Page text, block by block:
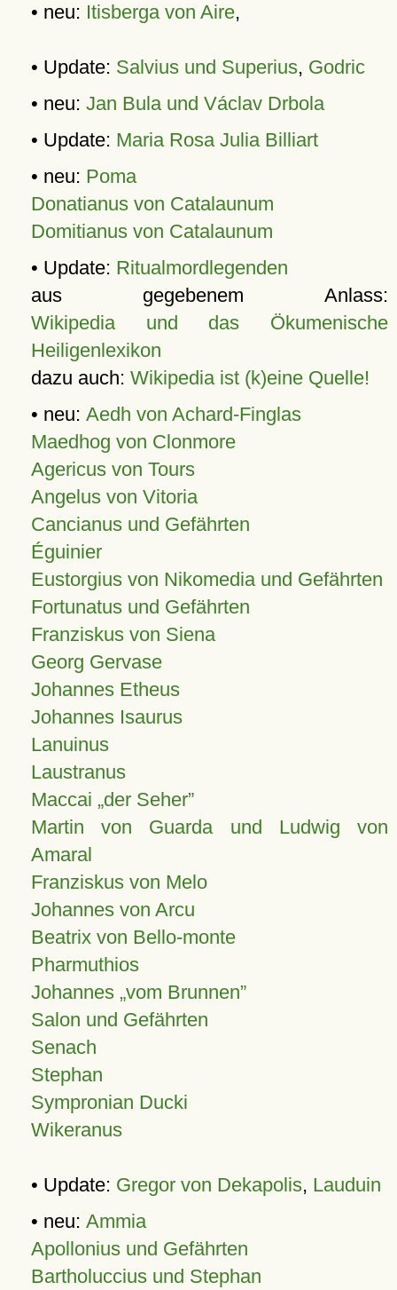
• neu: Itisberga von Aire,
• Update: Salvius und Superius, Godric
• neu: Jan Bula und Václav Drbola
• Update: Maria Rosa Julia Billiart
• neu: Poma
Donatianus von Catalaunum
Domitianus von Catalaunum
• Update: Ritualmordlegenden
aus gegebenem Anlass:
Wikipedia und das Ökumenische
Heiligenlexikon
dazu auch: Wikipedia ist (k)eine Quelle!
• neu: Aedh von Achard-Finglas
Maedhog von Clonmore
Agericus von Tours
Angelus von Vitoria
Cancianus und Gefährten
Éguinier
Eustorgius von Nikomedia und Gefährten
Fortunatus und Gefährten
Franziskus von Siena
Georg Gervase
Johannes Etheus
Johannes Isaurus
Lanuinus
Laustranus
Maccai „der Seher”
Martin von Guarda und Ludwig von
Amaral
Franziskus von Melo
Johannes von Arcu
Beatrix von Bello-monte
Pharmuthios
Johannes vom Brunnen
Salon und Gefährten
Senach
Stephan
Sympronian Ducki
Wikeranus
• Update: Gregor von Dekapolis, Lauduin
• neu: Ammia
Apollonius und Gefährten
Bartholuccius und Stephan